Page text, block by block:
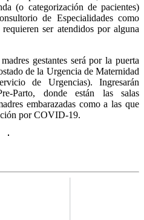
(o categorización de pacientes)
de Especialidades como
ser atendidos por alguna
gestantes será por la puerta
de la Urgencia de Maternidad
de Urgencias). Ingresarán
Parto, donde están las salas
embarazadas como a las que
por COVID-19.